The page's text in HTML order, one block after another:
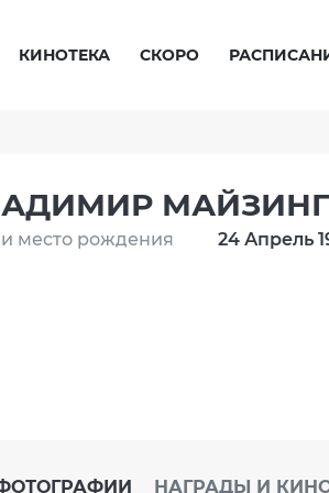
КИНОТЕКА СКОРО
место рождения 24 Апрель
НАГРАДЫ И